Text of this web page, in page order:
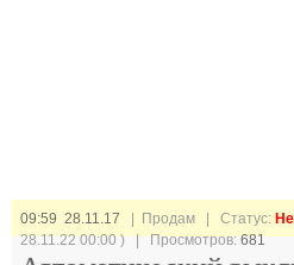
09:59 28.11.17 | Продам | Статус:
28.11.22 00:00 ) | Просмотров:681